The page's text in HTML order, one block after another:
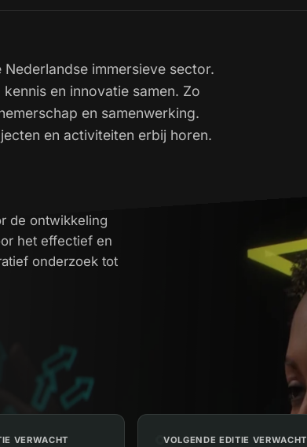
immersieve sector.
en innovatie samen. Zo
en samenwerking.
en activiteiten erbij horen.
de ontwikkeling
het effectief en
onderzoek tot
VERWACHT VOLGENDE EDITIE VERWACHT